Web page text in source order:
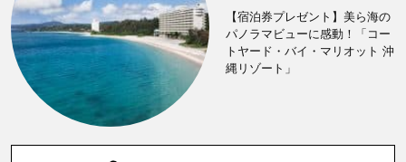
【宿泊券プレゼント】美ら海の
パノラマビューに感動！「コー
トヤード・バイ・マリオット 沖
縄リゾート」